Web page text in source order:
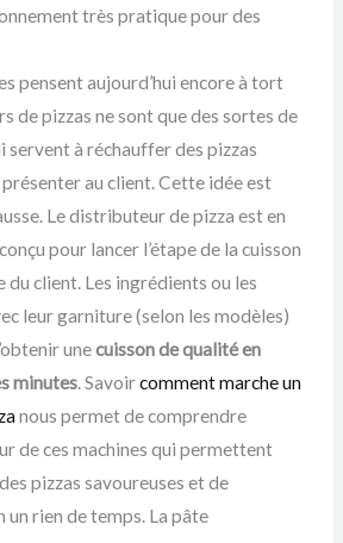
très pratique pour des
pensent aujourd’hui encore à tort
de pizzas ne sont que des sortes de
servent à réchauffer des pizzas
au client. Cette idée est
Le distributeur de pizza est en
pour lancer l’étape de la cuisson
du client. Les ingrédients ou les
leur garniture (selon les modèles)
unecuisson de qualité en
minutes. Savoircomment marche un
nous permet de comprendre
de ces machines qui permettent
pizzas savoureuses et de
rien de temps. La pâte